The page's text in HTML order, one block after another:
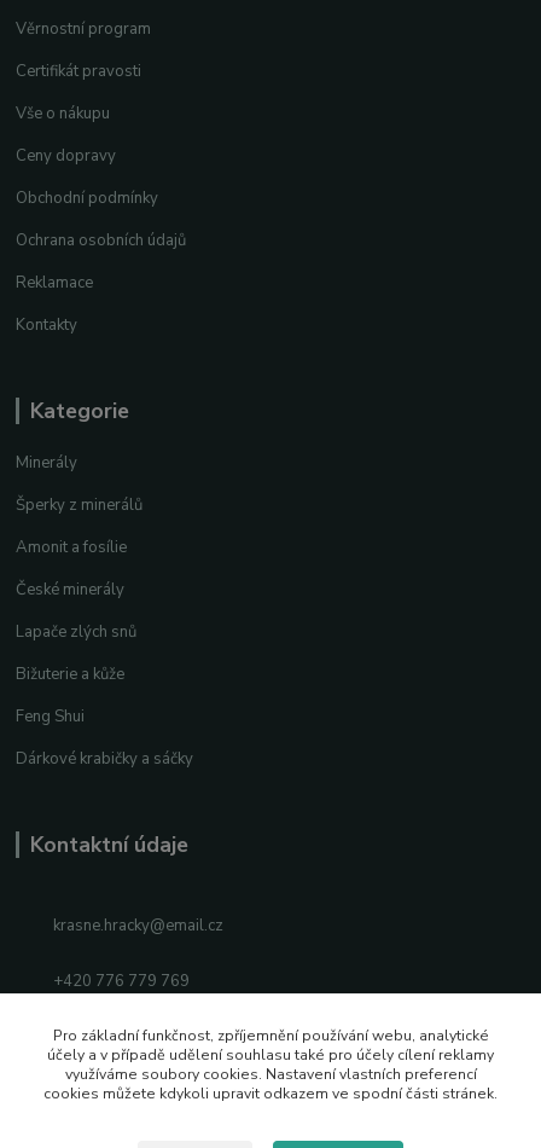
Věrnostní program
Certifikát pravosti
Vše o nákupu
Ceny dopravy
Obchodní podmínky
Ochrana osobních údajů
Reklamace
Kontakty
Kategorie
Minerály
Šperky z minerálů
Amonit a fosílie
České minerály
Lapače zlých snů
Bižuterie a kůže
Feng Shui
Dárkové krabičky a sáčky
Kontaktní údaje
krasne.hracky@email.cz
+420 776 779 769
Facebook
Instagram
Pro základní funkčnost, zpříjemnění používání webu, analytické
účely a v případě udělení souhlasu také pro účely cílení reklamy
využíváme soubory cookies. Nastavení vlastních preferencí
cookies můžete kdykoli upravit odkazem ve spodní části stránek.